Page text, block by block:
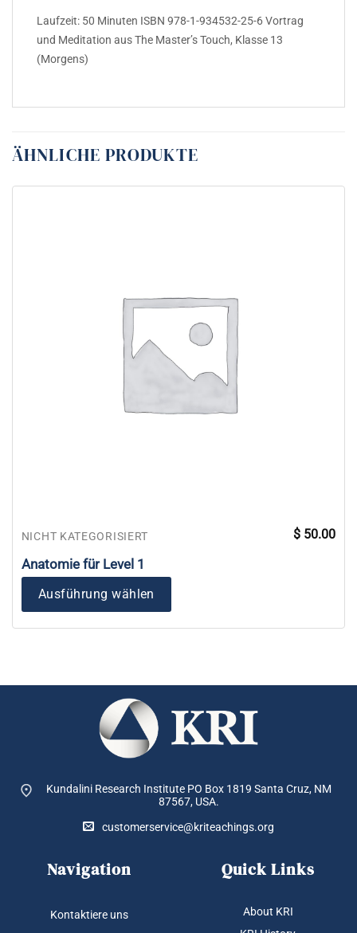
Laufzeit: 50 Minuten ISBN 978-1-934532-25-6 Vortrag
und Meditation aus The Master’s Touch, Klasse 13
(Morgens)
ÄHNLICHE PRODUKTE
NICHT KATEGORISIERT
Anatomie für Level 1
$ 50.00
Ausführung wählen
Kundalini Research Institute PO Box 1819 Santa Cruz, NM
87567, USA.
customerservice@kriteachings.org
Navigation
Kontaktiere uns
Quick Links
About KRI